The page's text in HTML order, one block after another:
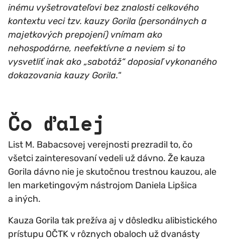
inému vyšetrovateľovi bez znalosti celkového
kontextu veci tzv. kauzy Gorila (personálnych a
majetkových prepojení) vnímam ako
nehospodárne, neefektívne a neviem si to
vysvetliť inak ako „sabotáž“ doposiaľ vykonaného
dokazovania kauzy Gorila.“
Čo ďalej
List M. Babacsovej verejnosti prezradil to, čo
všetci zainteresovaní vedeli už dávno. Že kauza
Gorila dávno nie je skutočnou trestnou kauzou, ale
len marketingovým nástrojom Daniela Lipšica
a iných.
Kauza Gorila tak prežíva aj v dôsledku alibistického
prístupu OČTK v rôznych obaloch už dvanásty